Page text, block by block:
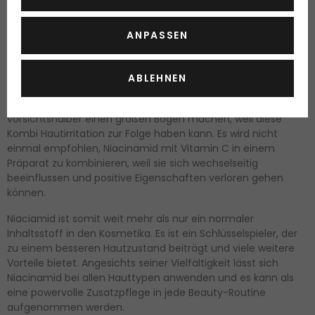
Inhaltsstoffen wie z. B. mit Hyaluronsäure für größtmögliche
Feuchtigkeitszufuhr, mit Vitamin C für einen strahlenden
Es gibt jedoch auch Substanzen, mit denen Niacinamid auf
vorsichtshalber einen großen Bogen machen, weil diese
Kombi Hautirritation zur Folge haben kann. Es wird nicht
einmal empfohlen, Niacinamid mit Vitamin C in einem
Präparat zu kombinieren, weil sie sich wechselseitig
beeinflussen und positive Eigenschaften verloren gehen
können.
Niaciamid ist somit weit mehr als nur ein normaler
Inhaltsstoff in den Kosmetika. Es ist ein Schlüsselspieler, der
zu einem besseren Hautzustand beiträgt und viele weitere
Vorteile bietet. Angesichts seiner Vielfältigkeit lässt sich
Niacinamid bei allen Hauttypen anwenden und es kann als
eine powervolle Zusatzpflege in jede Beauty-Routine
aufgenommen werden.
ANPASSEN
ABLEHNEN